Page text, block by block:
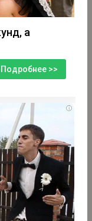
а
Подробнее >>
i